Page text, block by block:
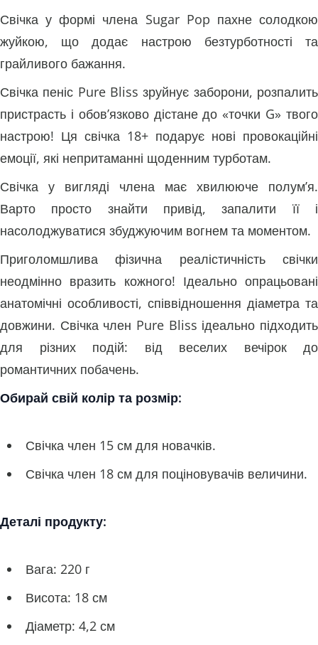
Свічка у формі члена Sugar Pop пахне солодкою
жуйкою, що додає настрою безтурботності та
грайливого бажання.
Свічка пеніс Pure Bliss зруйнує заборони, розпалить
пристрасть і обов’язково дістане до «точки G» твого
настрою! Ця свічка 18+ подарує нові провокаційні
емоції, які непритаманні щоденним турботам.
Свічка у вигляді члена має хвилююче полум’я.
Варто просто знайти привід, запалити її і
насолоджуватися збуджуючим вогнем та моментом.
Приголомшлива фізична реалістичність свічки
неодмінно вразить кожного! Ідеально опрацьовані
анатомічні особливості, співвідношення діаметра та
довжини. Свічка член Pure Bliss ідеально підходить
для різних подій: від веселих вечірок до
романтичних побачень.
Обирай свій колір та розмір:
Свічка член 15 см для новачків.
Свічка член 18 см для поціновувачів величини.
Деталі продукту:
Вага: 220 г
Висота: 18 см
Діаметр: 4,2 см